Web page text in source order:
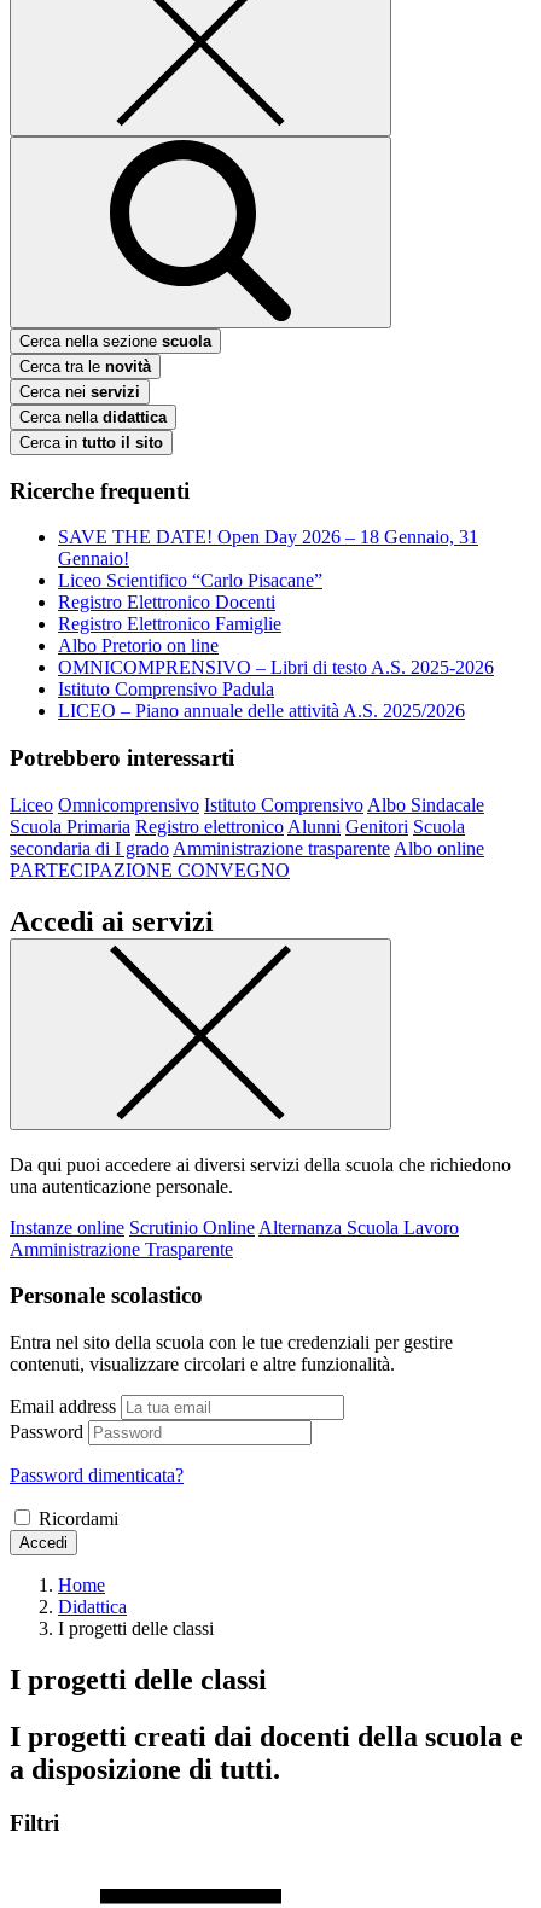
Cerca nella sezione scuola
Cerca tra le novità
Cerca nei servizi
Cerca nella didattica
Cerca in tutto il sito
Ricerche frequenti
SAVE THE DATE! Open Day 2026 – 18 Gennaio, 31
Gennaio!
Liceo Scientifico “Carlo Pisacane”
Registro Elettronico Docenti
Registro Elettronico Famiglie
Albo Pretorio on line
OMNICOMPRENSIVO – Libri di testo A.S. 2025-2026
Istituto Comprensivo Padula
LICEO – Piano annuale delle attività A.S. 2025/2026
Potrebbero interessarti
Liceo Omnicomprensivo Istituto Comprensivo Albo Sindacale
Scuola Primaria Registro elettronico Alunni Genitori Scuola
secondaria di I grado Amministrazione trasparente Albo online
PARTECIPAZIONE CONVEGNO
Accedi ai servizi
Da qui puoi accedere ai diversi servizi della scuola che richiedono
una autenticazione personale.
Instanze online Scrutinio Online Alternanza Scuola Lavoro
Amministrazione Trasparente
Personale scolastico
Entra nel sito della scuola con le tue credenziali per gestire
contenuti, visualizzare circolari e altre funzionalità.
Email address
Password
Password dimenticata?
Ricordami
Accedi
Home
Didattica
I progetti delle classi
I progetti delle classi
I progetti creati dai docenti della scuola e
a disposizione di tutti.
Filtri